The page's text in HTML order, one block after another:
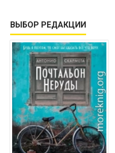
ВЫБОР РЕДАКЦИИ